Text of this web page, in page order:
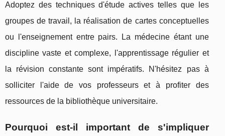
Adoptez des techniques d'étude actives telles que les
groupes de travail, la réalisation de cartes conceptuelles
ou l'enseignement entre pairs. La médecine étant une
discipline vaste et complexe, l'apprentissage régulier et
la révision constante sont impératifs. N'hésitez pas à
solliciter l'aide de vos professeurs et à profiter des
ressources de la bibliothèque universitaire.
Pourquoi est-il important de s'impliquer